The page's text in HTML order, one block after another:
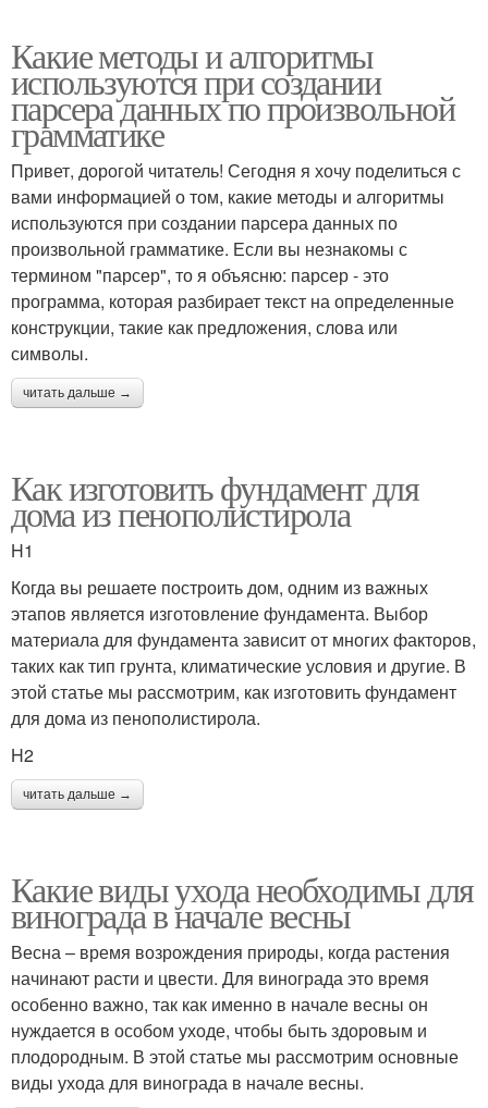
Какие методы и алгоритмы
используются при создании
парсера данных по произвольной
грамматике
Привет, дорогой читатель! Сегодня я хочу поделиться с
вами информацией о том, какие методы и алгоритмы
используются при создании парсера данных по
произвольной грамматике. Если вы незнакомы с
термином "парсер", то я объясню: парсер - это
программа, которая разбирает текст на определенные
конструкции, такие как предложения, слова или
символы.
читать дальше →
Как изготовить фундамент для
дома из пенополистирола
H1
Когда вы решаете построить дом, одним из важных
этапов является изготовление фундамента. Выбор
материала для фундамента зависит от многих факторов,
таких как тип грунта, климатические условия и другие. В
этой статье мы рассмотрим, как изготовить фундамент
для дома из пенополистирола.
H2
читать дальше →
Какие виды ухода необходимы для
винограда в начале весны
Весна – время возрождения природы, когда растения
начинают расти и цвести. Для винограда это время
особенно важно, так как именно в начале весны он
нуждается в особом уходе, чтобы быть здоровым и
плодородным. В этой статье мы рассмотрим основные
виды ухода для винограда в начале весны.